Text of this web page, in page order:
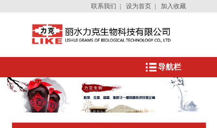
联系我们 | 设为首页 | 加入收藏
导航栏